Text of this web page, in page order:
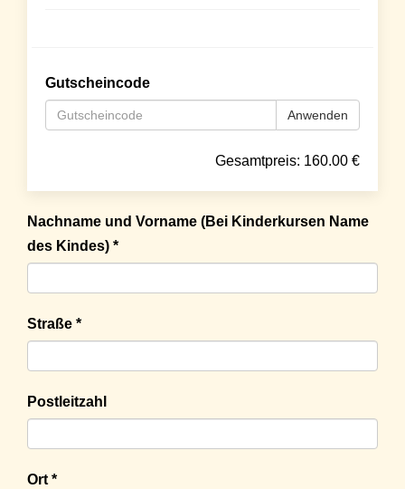
Gutscheincode
Anwenden
Gesamtpreis: 160.00 €
Nachname und Vorname (Bei Kinderkursen Name
des Kindes) *
Straße *
Postleitzahl
Ort *